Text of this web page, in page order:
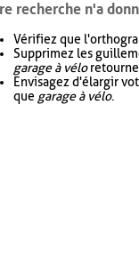
recherche n'a
Vérifiez que
Supprimez les
garage à vélo
Envisagez d'élargir
que garage à vélo.